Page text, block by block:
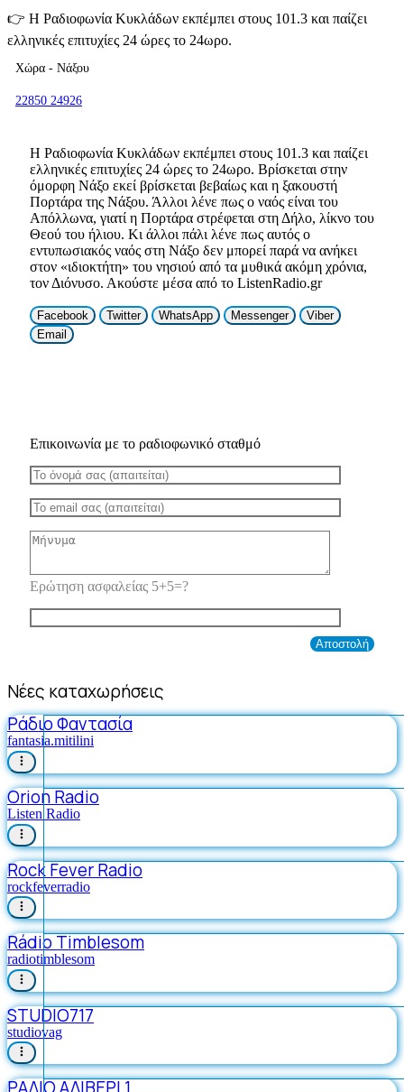
👉 H Ραδιοφωνία Κυκλάδων εκπέμπει στους 101.3 και παίζει
ελληνικές επιτυχίες 24 ώρες το 24ωρο.
Χώρα - Νάξου
22850 24926
H Ραδιοφωνία Κυκλάδων εκπέμπει στους 101.3 και παίζει
ελληνικές επιτυχίες 24 ώρες το 24ωρο. Βρίσκεται στην
όμορφη Νάξο εκεί βρίσκεται βεβαίως και η ξακουστή
Πορτάρα της Νάξου. Άλλοι λένε πως ο ναός είναι του
Απόλλωνα, γιατί η Πορτάρα στρέφεται στη Δήλο, λίκνο του
Θεού του ήλιου. Κι άλλοι πάλι λένε πως αυτός ο
εντυπωσιακός ναός στη Νάξο δεν μπορεί παρά να ανήκει
στον «ιδιοκτήτη» του νησιού από τα μυθικά ακόμη χρόνια,
τον Διόνυσο. Ακούστε μέσα από το ListenRadio.gr
Facebook Twitter WhatsApp Messenger
Viber
Email
Επικοινωνία με το ραδιοφωνικό σταθμό
Ερώτηση ασφαλείας 5+5=?
Νέες καταχωρήσεις
Ράδιο Φαντασία
fantasia.mitilini
Orion Radio
Listen Radio
Rock Fever Radio
rockfeverradio
Rádio Timblesom
radiotimblesom
STUDIO717
studiovag